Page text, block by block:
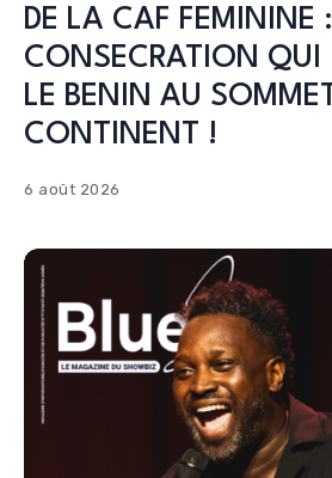
DE LA CAF FEMININE
CONSECRATION QUI
LE BENIN AU
CONTINENT !
6 août 2026